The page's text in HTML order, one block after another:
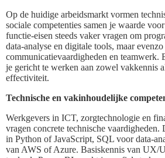
Op de huidige arbeidsmarkt vormen
sociale competenties samen je waarde
functie-eisen steeds vaker vragen om
data-analyse en digitale tools, maar
communicatievaardigheden en teamwerk.
je gericht te werken aan zowel vakkennis
effectiviteit.
Technische en vakinhoudelijke
Werkgevers in ICT, zorgtechnologie en
vragen concrete technische vaardigheden.
in Python of JavaScript, SQL voor data-
van AWS of Azure. Basiskennis van UX/